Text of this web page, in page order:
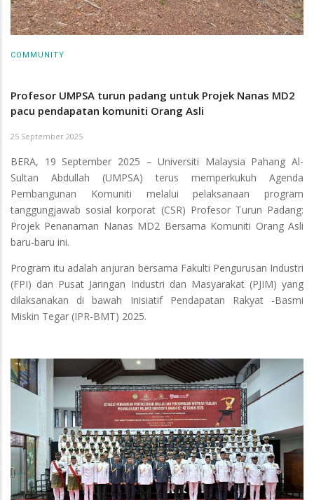
COMMUNITY
Profesor UMPSA turun padang untuk Projek Nanas MD2
pacu pendapatan komuniti Orang Asli
25 September 2025
BERA, 19 September 2025 – Universiti Malaysia Pahang Al-
Sultan Abdullah (UMPSA) terus memperkukuh Agenda
Pembangunan Komuniti melalui pelaksanaan program
tanggungjawab sosial korporat (CSR) Profesor Turun Padang:
Projek Penanaman Nanas MD2 Bersama Komuniti Orang Asli
baru-baru ini.
Program itu adalah anjuran bersama Fakulti Pengurusan Industri
(FPI) dan Pusat Jaringan Industri dan Masyarakat (PJIM) yang
dilaksanakan di bawah Inisiatif Pendapatan Rakyat -Basmi
Miskin Tegar (IPR-BMT) 2025.